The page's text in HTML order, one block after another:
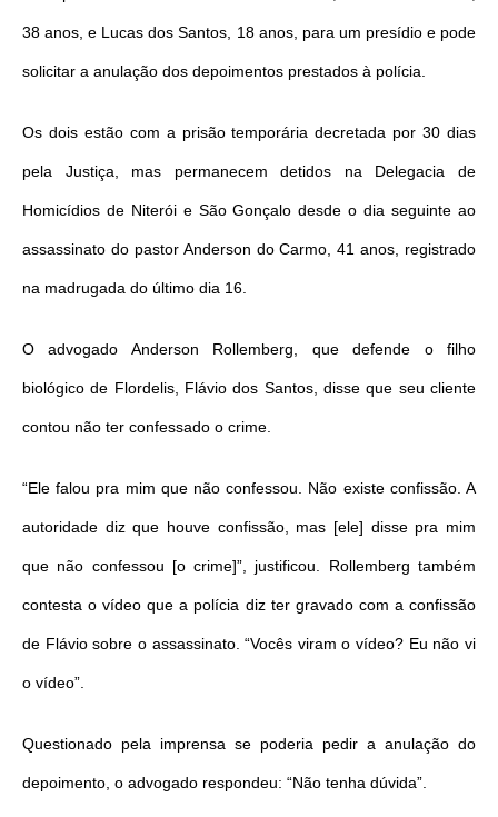
38 anos, e Lucas dos Santos, 18 anos, para um presídio e pode
solicitar a anulação dos depoimentos prestados à polícia.
Os dois estão com a prisão temporária decretada por 30 dias
pela Justiça, mas permanecem detidos na Delegacia de
Homicídios de Niterói e São Gonçalo desde o dia seguinte ao
assassinato do pastor Anderson do Carmo, 41 anos, registrado
na madrugada do último dia 16.
O advogado Anderson Rollemberg, que defende o filho
biológico de Flordelis, Flávio dos Santos, disse que seu cliente
contou não ter confessado o crime.
“Ele falou pra mim que não confessou. Não existe confissão. A
autoridade diz que houve confissão, mas [ele] disse pra mim
que não confessou [o crime]”, justificou. Rollemberg também
contesta o vídeo que a polícia diz ter gravado com a confissão
de Flávio sobre o assassinato. “Vocês viram o vídeo? Eu não vi
o vídeo”.
Questionado pela imprensa se poderia pedir a anulação do
depoimento, o advogado respondeu: “Não tenha dúvida”.